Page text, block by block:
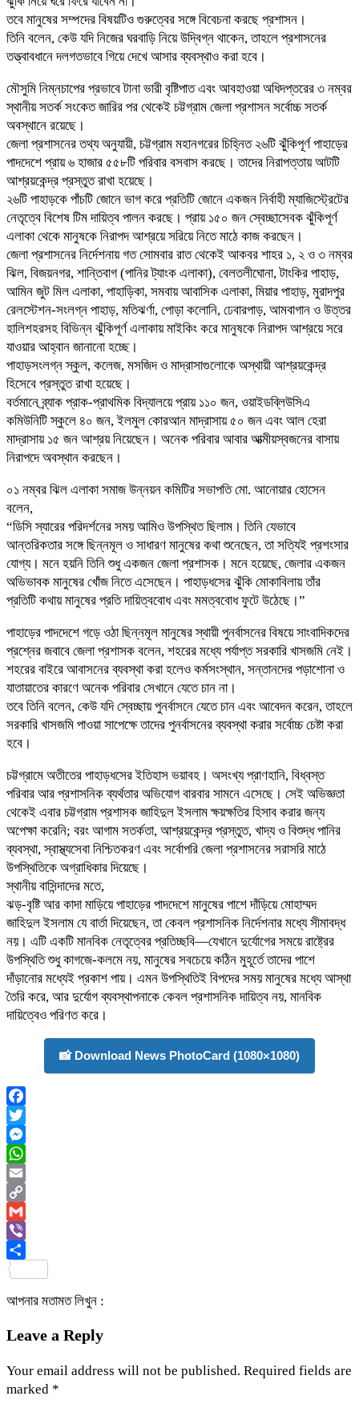
তবে মানুষের সম্পদের বিষয়টিও গুরুত্বের সঙ্গে বিবেচনা করছে প্রশাসন।
তিনি বলেন, কেউ যদি নিজের ঘরবাড়ি নিয়ে উদ্বিগ্ন থাকেন, তাহলে প্রশাসনের
তত্ত্বাবধানে দলগতভাবে গিয়ে দেখে আসার ব্যবস্থাও করা হবে।
মৌসুমি নিম্নচাপের প্রভাবে টানা ভারী বৃষ্টিপাত এবং আবহাওয়া অধিদপ্তরের ৩ নম্বর
স্থানীয় সতর্ক সংকেত জারির পর থেকেই চট্টগ্রাম জেলা প্রশাসন সর্বোচ্চ সতর্ক
অবস্থানে রয়েছে।
জেলা প্রশাসনের তথ্য অনুযায়ী, চট্টগ্রাম মহানগরের চিহ্নিত ২৬টি ঝুঁকিপূর্ণ পাহাড়ের
পাদদেশে প্রায় ৬ হাজার ৫৫৮টি পরিবার বসবাস করছে। তাদের নিরাপত্তায় আটটি
আশ্রয়কেন্দ্র প্রস্তুত রাখা হয়েছে।
২৬টি পাহাড়কে পাঁচটি জোনে ভাগ করে প্রতিটি জোনে একজন নির্বাহী ম্যাজিস্ট্রেটের
নেতৃত্বে বিশেষ টিম দায়িত্ব পালন করছে। প্রায় ১৫০ জন স্বেচ্ছাসেবক ঝুঁকিপূর্ণ
এলাকা থেকে মানুষকে নিরাপদ আশ্রয়ে সরিয়ে নিতে মাঠে কাজ করছেন।
জেলা প্রশাসনের নির্দেশনায় গত সোমবার রাত থেকেই আকবর শাহর ১, ২ ও ৩ নম্বর
ঝিল, বিজয়নগর, শান্তিবাগ (পানির ট্যাংক এলাকা), বেলতলীঘোনা, টাংকির পাহাড়,
আমিন জুট মিল এলাকা, পাহাড়িকা, সমবায় আবাসিক এলাকা, মিয়ার পাহাড়, মুরাদপুর
রেলস্টেশন-সংলগ্ন পাহাড়, মতিঝর্ণা, পোড়া কলোনি, ঢেবারপাড়, আমবাগান ও উত্তর
হালিশহরসহ বিভিন্ন ঝুঁকিপূর্ণ এলাকায় মাইকিং করে মানুষকে নিরাপদ আশ্রয়ে সরে
যাওয়ার আহ্বান জানানো হচ্ছে।
পাহাড়সংলগ্ন স্কুল, কলেজ, মসজিদ ও মাদ্রাসাগুলোকে অস্থায়ী আশ্রয়কেন্দ্র
হিসেবে প্রস্তুত রাখা হয়েছে।
বর্তমানে ব্র্যাক প্রাক-প্রাথমিক বিদ্যালয়ে প্রায় ১১০ জন, ওয়াইডব্লিউসিএ
কমিউনিটি স্কুলে ৪০ জন, ইলমুল কোরআন মাদ্রাসায় ৫০ জন এবং আল হেরা
মাদ্রাসায় ১৫ জন আশ্রয় নিয়েছেন। অনেক পরিবার আবার আত্মীয়স্বজনের বাসায়
নিরাপদে অবস্থান করছেন।
০১ নম্বর ঝিল এলাকা সমাজ উন্নয়ন কমিটির সভাপতি মো. আনোয়ার হোসেন
বলেন,
“ডিসি স্যারের পরিদর্শনের সময় আমিও উপস্থিত ছিলাম। তিনি যেভাবে
আন্তরিকতার সঙ্গে ছিন্নমূল ও সাধারণ মানুষের কথা শুনেছেন, তা সত্যিই প্রশংসার
যোগ্য। মনে হয়নি তিনি শুধু একজন জেলা প্রশাসক। মনে হয়েছে, জেলার একজন
অভিভাবক মানুষের খোঁজ নিতে এসেছেন। পাহাড়ধসের ঝুঁকি মোকাবিলায় তাঁর
প্রতিটি কথায় মানুষের প্রতি দায়িত্ববোধ এবং মমত্ববোধ ফুটে উঠেছে।”
পাহাড়ের পাদদেশে গড়ে ওঠা ছিন্নমূল মানুষের স্থায়ী পুনর্বাসনের বিষয়ে সাংবাদিকদের
প্রশ্নের জবাবে জেলা প্রশাসক বলেন, শহরের মধ্যে পর্যাপ্ত সরকারি খাসজমি নেই।
শহরের বাইরে আবাসনের ব্যবস্থা করা হলেও কর্মসংস্থান, সন্তানদের পড়াশোনা ও
যাতায়াতের কারণে অনেক পরিবার সেখানে যেতে চান না।
তবে তিনি বলেন, কেউ যদি স্বেচ্ছায় পুনর্বাসনে যেতে চান এবং আবেদন করেন, তাহলে
সরকারি খাসজমি পাওয়া সাপেক্ষে তাদের পুনর্বাসনের ব্যবস্থা করার সর্বোচ্চ চেষ্টা করা
হবে।
চট্টগ্রামে অতীতের পাহাড়ধসের ইতিহাস ভয়াবহ। অসংখ্য প্রাণহানি, বিধ্বস্ত
পরিবার আর প্রশাসনিক ব্যর্থতার অভিযোগ বারবার সামনে এসেছে। সেই অভিজ্ঞতা
থেকেই এবার চট্টগ্রাম প্রশাসক জাহিদুল ইসলাম ক্ষয়ক্ষতির হিসাব করার জন্য
অপেক্ষা করেনি; বরং আগাম সতর্কতা, আশ্রয়কেন্দ্র প্রস্তুত, খাদ্য ও বিশুদ্ধ পানির
ব্যবস্থা, স্বাস্থ্যসেবা নিশ্চিতকরণ এবং সর্বোপরি জেলা প্রশাসনের সরাসরি মাঠে
উপস্থিতিকে অগ্রাধিকার দিয়েছে।
স্থানীয় বাসিন্দাদের মতে,
ঝড়-বৃষ্টি আর কাদা মাড়িয়ে পাহাড়ের পাদদেশে মানুষের পাশে দাঁড়িয়ে মোহাম্মদ
জাহিদুল ইসলাম যে বার্তা দিয়েছেন, তা কেবল প্রশাসনিক নির্দেশনার মধ্যে সীমাবদ্ধ
নয়। এটি একটি মানবিক নেতৃত্বের প্রতিচ্ছবি—যেখানে দুর্যোগের সময়ে রাষ্ট্রের
উপস্থিতি শুধু কাগজে-কলমে নয়, মানুষের সবচেয়ে কঠিন মুহূর্তে তাদের পাশে
দাঁড়ানোর মধ্যেই প্রকাশ পায়। এমন উপস্থিতিই বিপদের সময় মানুষের মধ্যে আস্থা
তৈরি করে, আর দুর্যোগ ব্যবস্থাপনাকে কেবল প্রশাসনিক দায়িত্ব নয়, মানবিক
দায়িত্বেও পরিণত করে।
📸 Download News PhotoCard (1080×1080)
Facebook
Twitter
Messenger
WhatsApp
Email
Copy
Link
Gmail
Viber
আপনার মতামত লিখুন :
Leave a Reply
Your email address will not be published. Required fields are
marked *